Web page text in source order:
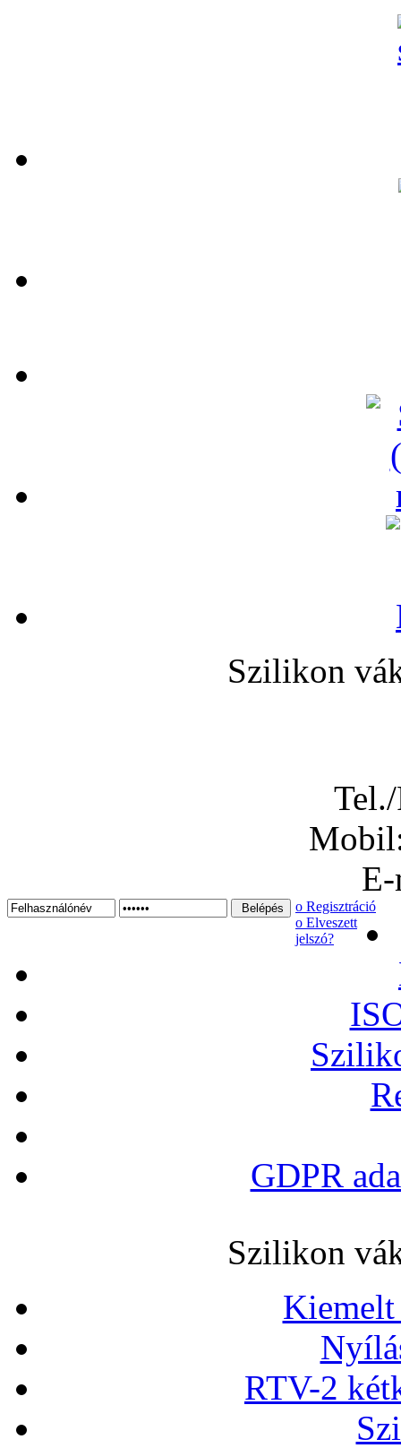
Szilikon
ο Regisztráció
ο Elveszett
jelszó?
GDPR
Szilikon
RTV-2